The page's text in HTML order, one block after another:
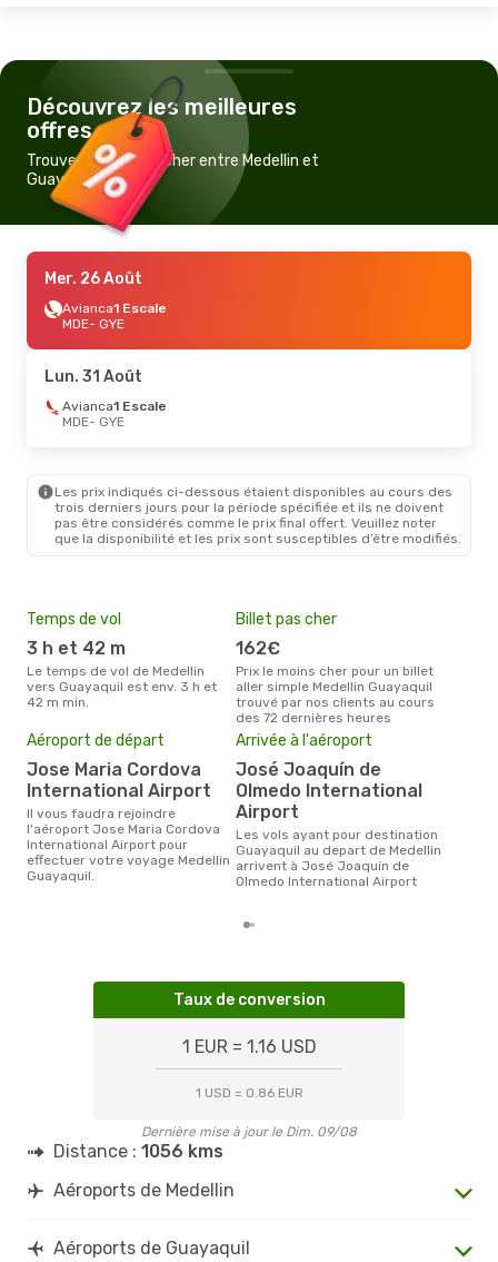
Découvrez les meilleures
offres
Trouvez un vol pas cher entre Medellin et
Guayaquil
Mer. 26 Août
Avianca1 Escale
MDE- GYE
Lun. 31 Août
Avianca1 Escale
MDE- GYE
Les prix indiqués ci-dessous étaient disponibles au cours des
trois derniers jours pour la période spécifiée et ils ne doivent
pas être considérés comme le prix final offert. Veuillez noter
que la disponibilité et les prix sont susceptibles d’être modifiés.
Temps de vol
3 h et 42 m
Le temps de vol de Medellin
vers Guayaquil est env. 3 h et
42 m min.
Billet pas cher
162€
Prix le moins cher pour un billet
aller simple Medellin Guayaquil
trouvé par nos clients au cours
des 72 dernières heures
Aéroport de départ
Jose Maria Cordova
International Airport
Il vous faudra rejoindre
l'aéroport Jose Maria Cordova
International Airport pour
effectuer votre voyage Medellin
Guayaquil.
Arrivée à l'aéroport
José Joaquín de
Olmedo International
Airport
Les vols ayant pour destination
Guayaquil au depart de Medellin
arrivent à José Joaquín de
Olmedo International Airport
Taux de conversion
1 EUR = 1.16 USD
1 USD = 0.86 EUR
Dernière mise à jour le Dim. 09/08
Distance : 1056 kms
Aéroports de Medellin
Aéroports de Guayaquil